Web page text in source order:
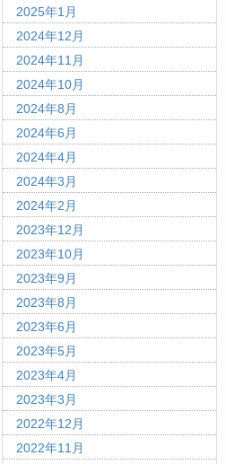
2025年1月
2024年12月
2024年11月
2024年10月
2024年8月
2024年6月
2024年4月
2024年3月
2024年2月
2023年12月
2023年10月
2023年9月
2023年8月
2023年6月
2023年5月
2023年4月
2023年3月
2022年12月
2022年11月